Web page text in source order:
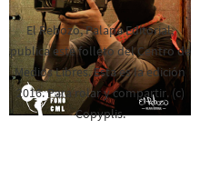
El Rebozo, Palapa Editorial,
publica este folleto del Centro de
Medios Libres. Esta es la edición
2016. Para rolar y compartir. (c)
Copyplis.